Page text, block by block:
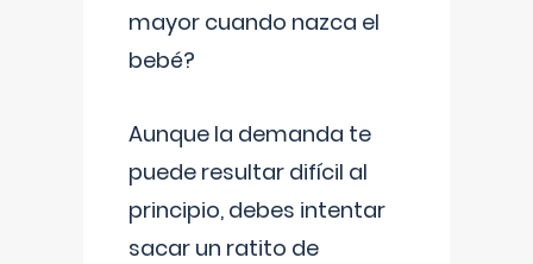
mayor cuando nazca el
bebé?
Aunque la demanda te
puede resultar difícil al
principio, debes intentar
sacar un ratito de